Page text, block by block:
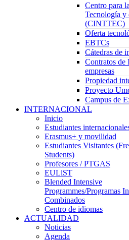
Centro para
Tecnología y
(CINTTEC)
Oferta
EBTCs
Cátedras de
Contratos de
empresas
Propiedad
Proyecto
Campus de
INTERNACIONAL
Inicio
Estudiantes
Erasmus+ y movilidad
Estudiantes Visitantes
Students)
Profesores / PTGAS
EULiST
Blended Intensive
Programmes/Programas
Combinados
Centro de idiomas
ACTUALIDAD
Noticias
Agenda